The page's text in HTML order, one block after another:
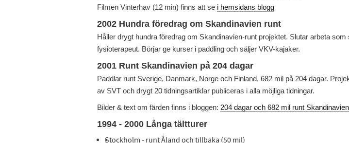
Filmen Vinterhav (12 min) finns att se i hemsidans blogg
2002 Hundra föredrag om Skandinavien runt
Håller drygt hundra föredrag om Skandinavien-runt projektet. Slutar arbeta
fysioterapeut. Börjar ge kurser i paddling och säljer VKV-kajaker.
2001 Runt Skandinavien på 204 dagar
Paddlar runt Sverige, Danmark, Norge och Finland, 682 mil på 204 dagar.
av SVT och drygt 20 tidningsartiklar publiceras i alla möjliga tidningar.
Bilder & text om färden finns i bloggen: 204 dagar och 682 mil runt Skandinavien
1994 - 2000 Långa tältturer
Stockholm - runt Åland och tillbaka (50 mil)